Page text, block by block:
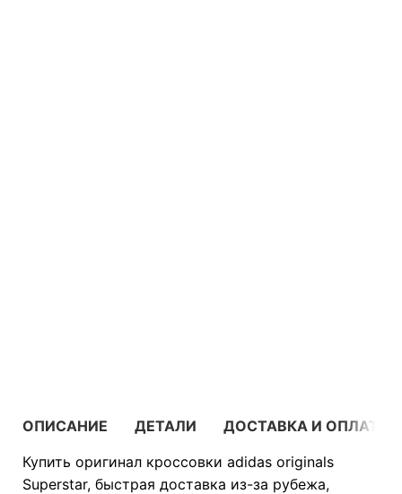
ОПИСАНИЕ ДЕТАЛИ
ДОСТАВКА И ОПЛАТА
Купить оригинал кроссовки adidas originals
Superstar, быстрая доставка из-за рубежа,